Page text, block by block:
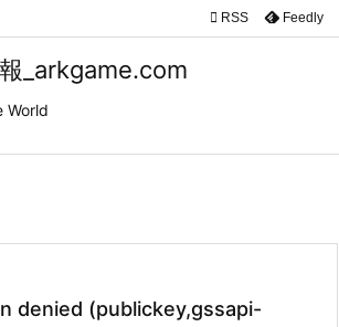
_arkgame.com
World


 RSS Feedly
denied (publickey,gssapi-